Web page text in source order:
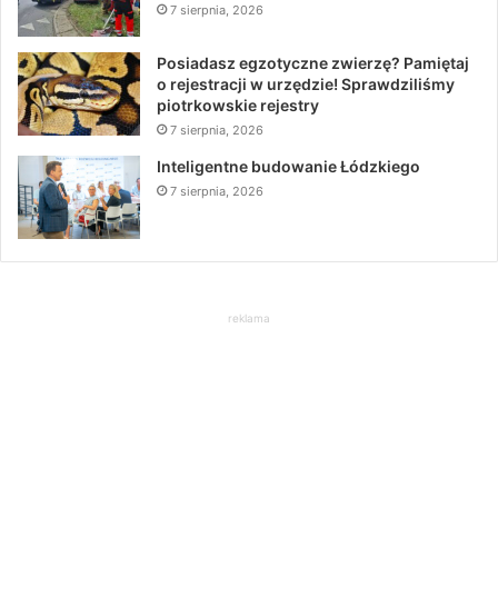
7 sierpnia, 2026
Posiadasz egzotyczne zwierzę? Pamiętaj
o rejestracji w urzędzie! Sprawdziliśmy
piotrkowskie rejestry
7 sierpnia, 2026
Inteligentne budowanie Łódzkiego
7 sierpnia, 2026
reklama